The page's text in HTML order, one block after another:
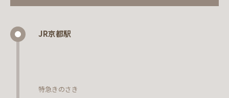
JR京都駅
特急きのさき